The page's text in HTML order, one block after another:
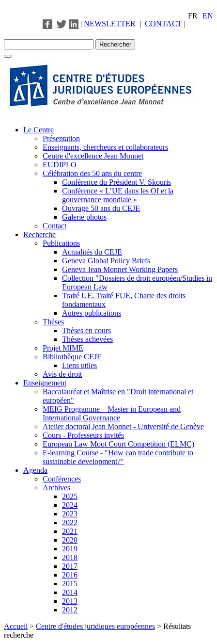
FR
EN
| NEWSLETTER | CONTACT |
Le Centre
Présentation
Enseignants, chercheurs et collaborateurs
Centre d'excellence Jean Monnet
EUDIPLO
Célébration des 50 ans du centre
Conférence du Président V. Skouris
Conférence « L’UE dans les OI et la
gouvernance mondiale »
Ouvrage 50 ans du CEJE
Galerie photos
Contact
Recherche
Publications
Actualités du CEJE
Geneva Global Policy Briefs
Geneva Jean Monnet Working Papers
Collection "Dossiers de droit européen/Studies in
European Law
Traité UE, Traité FUE, Charte des droits
fondamentaux
Autres publications
Thèses
Thèses en cours
Thèses achevées
Projet MIME
Bibliothèque CEJE
Liens utiles
Avis de droit
Enseignement
Baccalauréat et Maîtrise en "Droit international et
européen"
MEIG Programme – Master in European and
International Governance
Atelier doctoral Jean Monnet - Université de Genève
Cours - Professeurs invités
European Law Moot Court Competition (ELMC)
E-learning Course - "How can trade contribute to
sustainable development?"
Agenda
Conférences
Archives
2025
2024
2023
2022
2021
2020
2019
2018
2017
2016
2015
2014
2013
2012
Accueil > Centre d'études juridiques européennes > Résultats
recherche